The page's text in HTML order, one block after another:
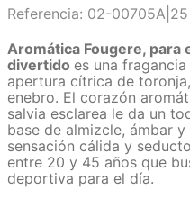
Referencia: 02-00705A|25
Aromática Fougere, para
divertido es una
apertura cítrica de
enebro. El corazón
salvia esclarea le da un
base de almizcle, ámbar
sensación cálida y
entre 20 y 45 años que
deportiva para el día.